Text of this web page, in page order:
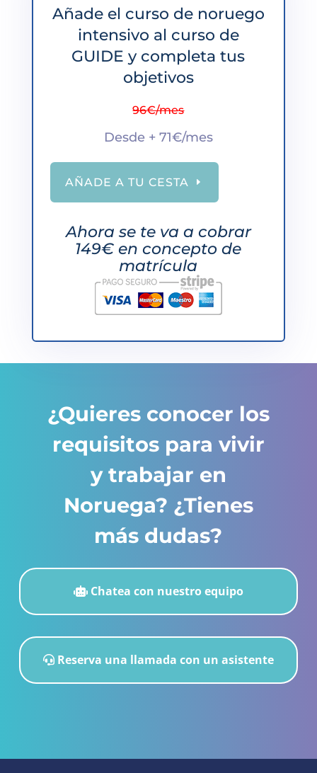
Añade el curso de noruego
intensivo al curso de
GUIDE y completa tus
objetivos
96€/mes
Desde + 71€/mes
AÑADE A TU CESTA
Ahora se te va a cobrar
149€ en concepto de
matrícula
¿Quieres conocer los
requisitos para vivir
y trabajar en
Noruega? ¿Tienes
más dudas?
Chatea con nuestro equipo
Reserva una llamada con un asistente